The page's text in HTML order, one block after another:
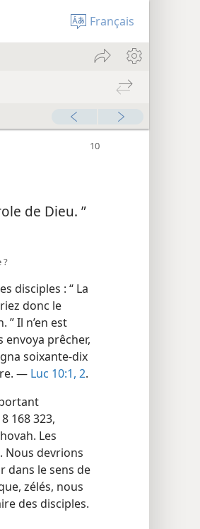
Français
de Dieu. ”
?
disciples : “ La
donc le
Il n’en est
envoya prêcher,
soixante-dix
— Luc 10:1, 2.
168 323,
Les
Nous devrions
dans le sens de
zélés, nous
des disciples.